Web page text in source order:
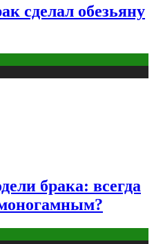
сделал обезьяну
брака: всегда